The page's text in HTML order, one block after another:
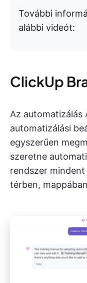
További
alábbi videót:
ClickUp
Az automatizálás
automatizálási
egyszerűen
szeretne
rendszer
térben,